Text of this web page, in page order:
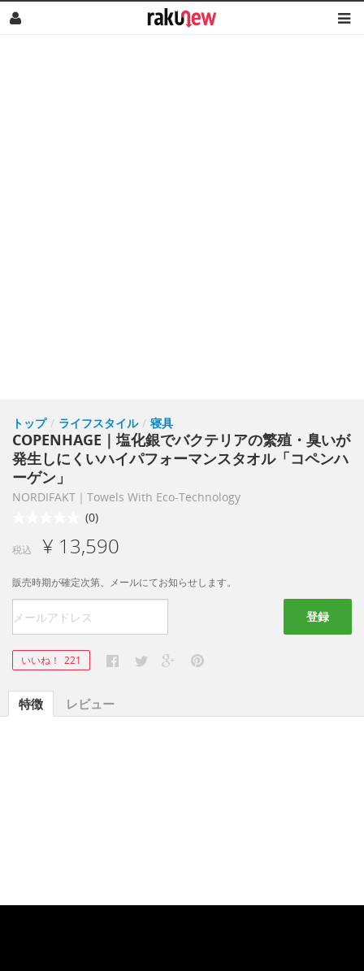
トップ / ライフスタイル / 寝具
COPENHAGE｜塩化銀でバクテリアの繁殖・臭いが
発生しにくいハイパフォーマンスタオル「コペンハ
ーゲン」
NORDIFAKT｜Towels With Eco-Technology
(0)
税込 ¥ 13,590
販売時期が確定次第、メールにてお知らせします。
登録
いいね！ 221
特徴 レビュー